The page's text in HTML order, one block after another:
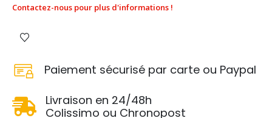
Contactez-nous pour plus d'informations !
Paiement sécurisé par carte ou Paypal
Livraison en 24/48h
Colissimo ou Chronopost